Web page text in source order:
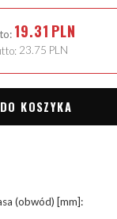
19.31 PLN
23.75 PLN
DO KOSZYKA
(obwód) [mm]: